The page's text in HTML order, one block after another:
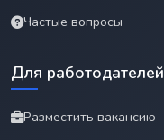
Частые вопросы
Для работодателей
Разместить вакансию